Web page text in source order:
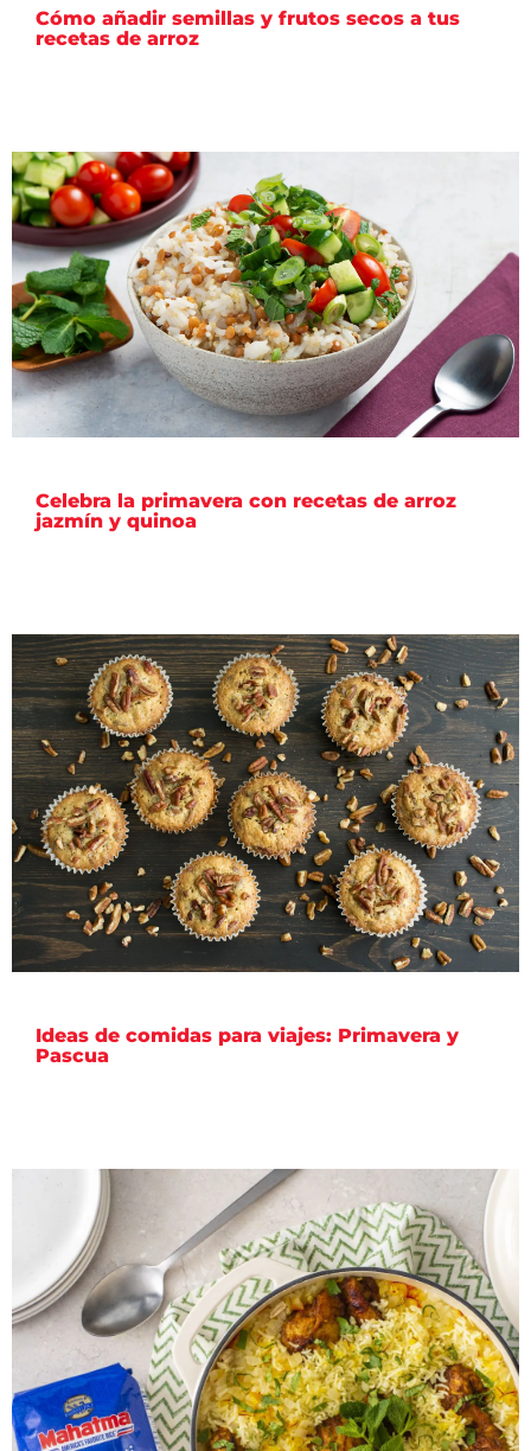
Cómo añadir semillas y frutos secos a tus
recetas de arroz
Celebra la primavera con recetas de arroz
jazmín y quinoa
Ideas de comidas para viajes: Primavera y
Pascua